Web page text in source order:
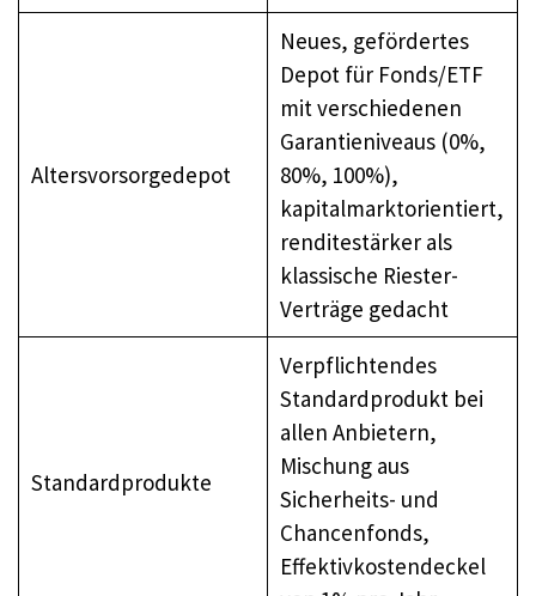
Altersvorsorgedepot
Neues, gefördertes
Depot für Fonds/ETF
mit verschiedenen
Garantieniveaus (0%,
80%, 100%),
kapitalmarktorientiert,
renditestärker als
klassische Riester-
Verträge gedacht
Standardprodukte
Verpflichtendes
Standardprodukt bei
allen Anbietern,
Mischung aus
Sicherheits- und
Chancenfonds,
Effektivkostendeckel